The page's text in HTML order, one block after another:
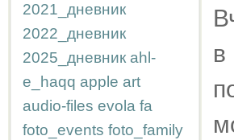
2021_дневник
2022_дневник
2025_дневник ahl-
e_haqq apple art
audio-files evola fa
foto_events foto_family
в